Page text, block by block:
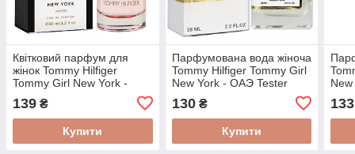
Квітковий парфум для
жінок Tommy Hilfiger
Tommy Girl New York -
139 ₴
Купити
Парфумована вода жіноча
Tommy Hilfiger Tommy Girl
New York - ОАЭ Tester
130₴
Купити
133